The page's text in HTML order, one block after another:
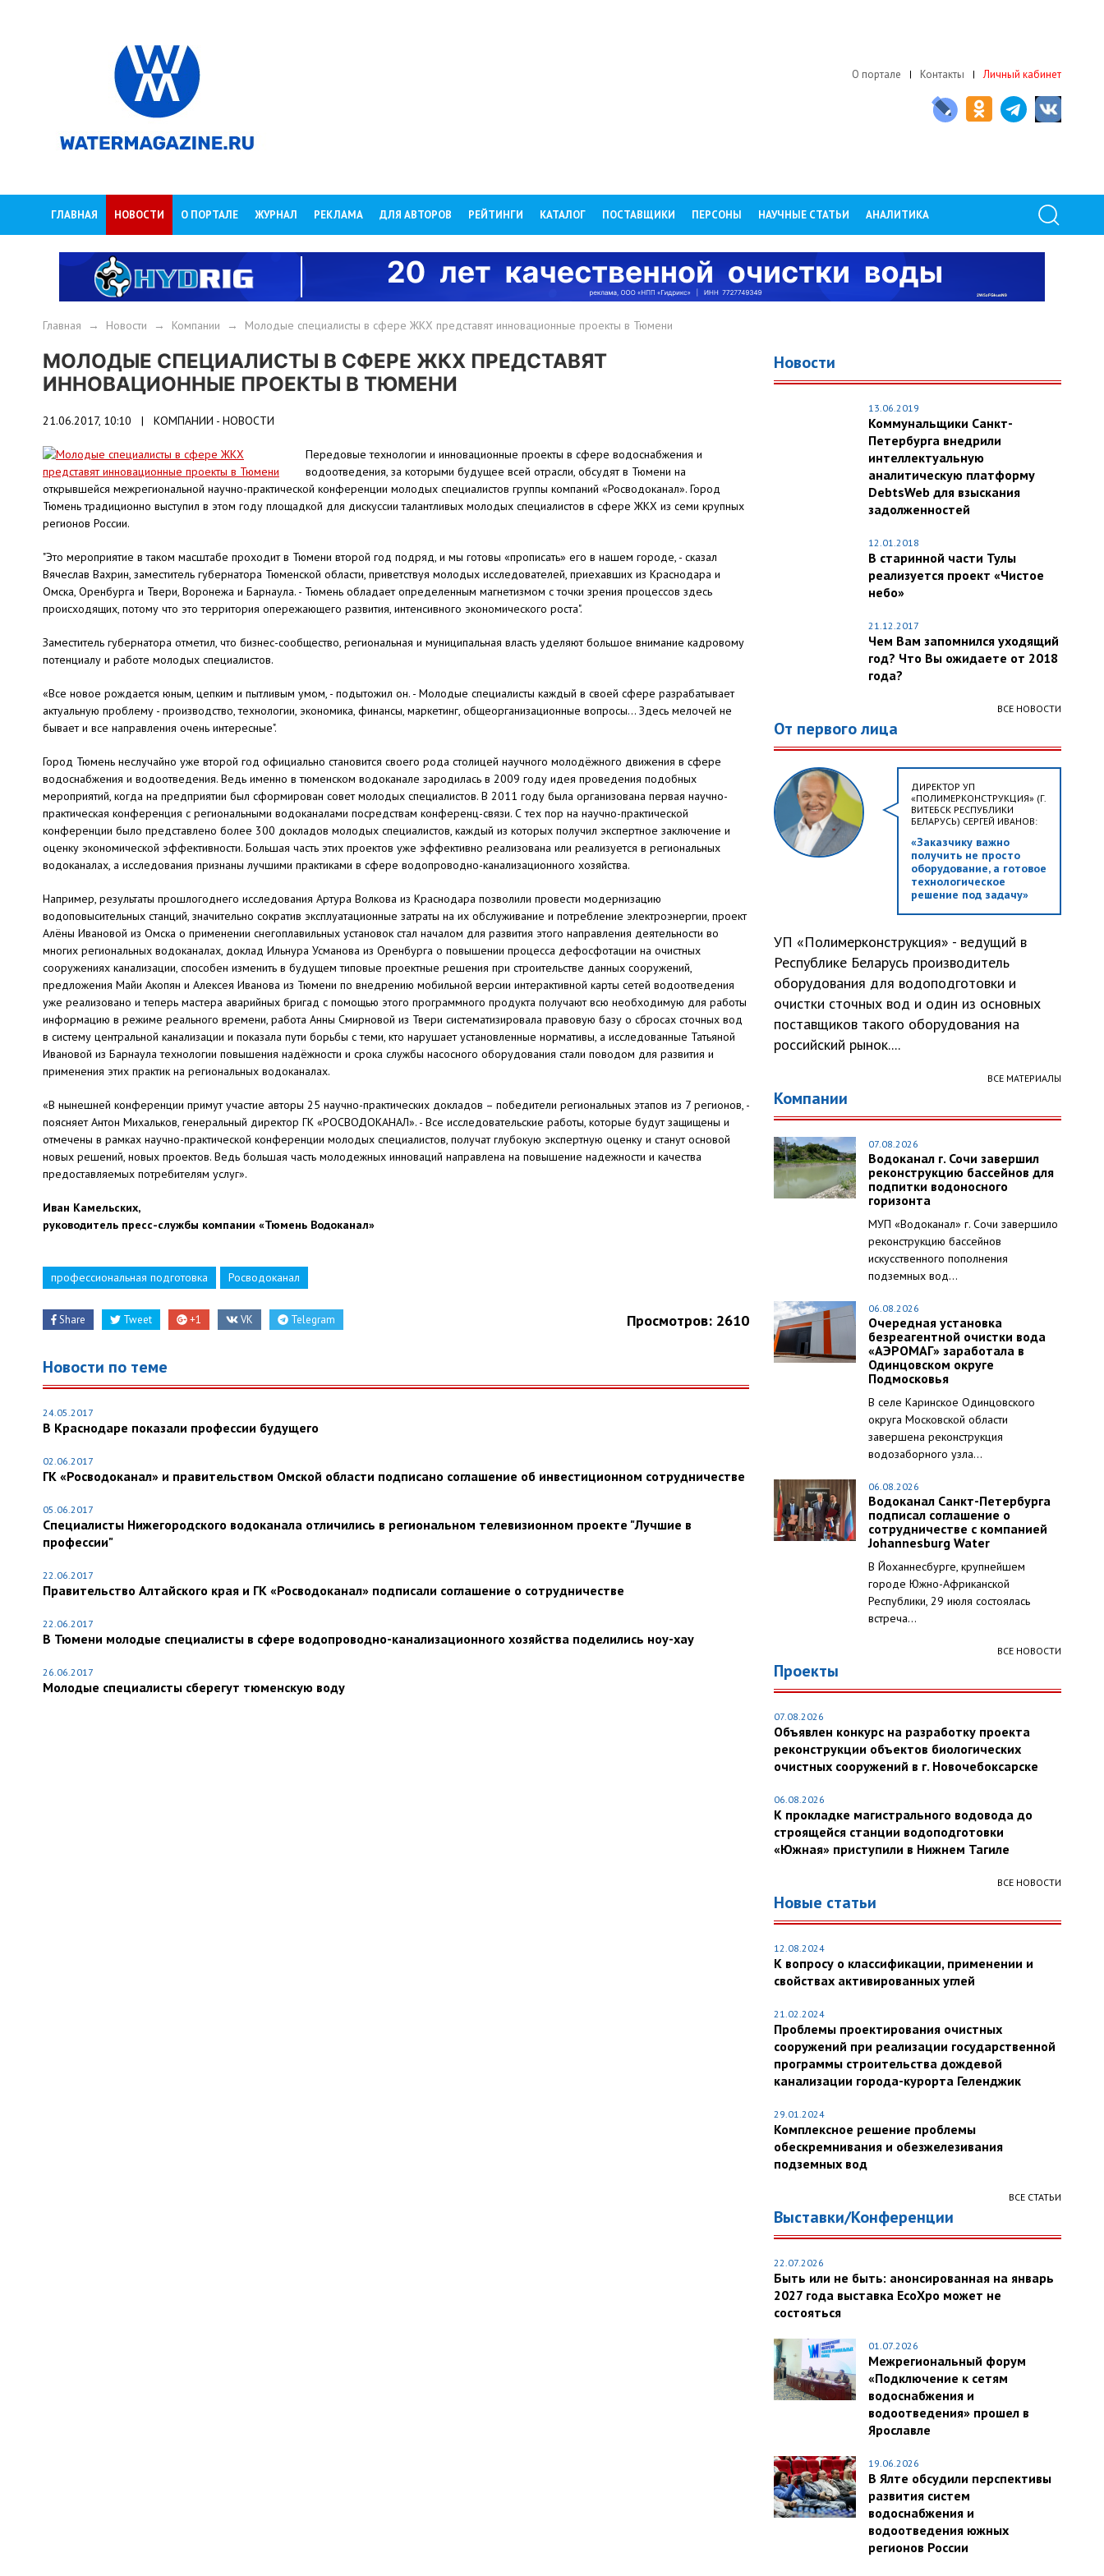
О портале Контакты Личный кабинет
ГЛАВНАЯ НОВОСТИ О ПОРТАЛЕ ЖУРНАЛ РЕКЛАМА ДЛЯ АВТОРОВ РЕЙТИНГИ КАТАЛОГ ПОСТАВЩИКИ ПЕРСОНЫ НАУЧНЫЕ СТАТЬИ АНАЛИТИКА
Главная → Новости → Компании → Молодые специалисты в сфере ЖКХ представят инновационные проекты в Тюмени
МОЛОДЫЕ СПЕЦИАЛИСТЫ В СФЕРЕ ЖКХ ПРЕДСТАВЯТ
ИННОВАЦИОННЫЕ ПРОЕКТЫ В ТЮМЕНИ
21.06.2017, 10:10 | КОМПАНИИ - НОВОСТИ
Передовые технологии и инновационные проекты в сфере водоснабжения и
водоотведения, за которыми будущее всей отрасли, обсудят в Тюмени на
открывшейся межрегиональной научно-практической конференции молодых специалистов группы компаний «Росводоканал». Город
Тюмень традиционно выступил в этом году площадкой для дискуссии талантливых молодых специалистов в сфере ЖКХ из семи крупных
регионов России.
"Это мероприятие в таком масштабе проходит в Тюмени второй год подряд, и мы готовы «прописать» его в нашем городе, - сказал
Вячеслав Вахрин, заместитель губернатора Тюменской области, приветствуя молодых исследователей, приехавших из Краснодара и
Омска, Оренбурга и Твери, Воронежа и Барнаула. - Тюмень обладает определенным магнетизмом с точки зрения процессов здесь
происходящих, потому что это территория опережающего развития, интенсивного экономического роста".
Заместитель губернатора отметил, что бизнес-сообщество, региональная и муниципальная власть уделяют большое внимание кадровому
потенциалу и работе молодых специалистов.
«Все новое рождается юным, цепким и пытливым умом, - подытожил он. - Молодые специалисты каждый в своей сфере разрабатывает
актуальную проблему - производство, технологии, экономика, финансы, маркетинг, общеорганизационные вопросы... Здесь мелочей не
бывает и все направления очень интересные".
Город Тюмень неслучайно уже второй год официально становится своего рода столицей научного молодёжного движения в сфере
водоснабжения и водоотведения. Ведь именно в тюменском водоканале зародилась в 2009 году идея проведения подобных
мероприятий, когда на предприятии был сформирован совет молодых специалистов. В 2011 году была организована первая научно-
практическая конференция с региональными водоканалами посредствам конференц-связи. С тех пор на научно-практической
конференции было представлено более 300 докладов молодых специалистов, каждый из которых получил экспертное заключение и
оценку экономической эффективности. Большая часть этих проектов уже эффективно реализована или реализуется в региональных
водоканалах, а исследования признаны лучшими практиками в сфере водопроводно-канализационного хозяйства.
Например, результаты прошлогоднего исследования Артура Волкова из Краснодара позволили провести модернизацию
водоповысительных станций, значительно сократив эксплуатационные затраты на их обслуживание и потребление электроэнергии, проект
Алёны Ивановой из Омска о применении снегоплавильных установок стал началом для развития этого направления деятельности во
многих региональных водоканалах, доклад Ильнура Усманова из Оренбурга о повышении процесса дефосфотации на очистных
сооружениях канализации, способен изменить в будущем типовые проектные решения при строительстве данных сооружений,
предложения Майи Акопян и Алексея Иванова из Тюмени по внедрению мобильной версии интерактивной карты сетей водоотведения
уже реализовано и теперь мастера аварийных бригад с помощью этого программного продукта получают всю необходимую для работы
информацию в режиме реального времени, работа Анны Смирновой из Твери систематизировала правовую базу о сбросах сточных вод
в систему центральной канализации и показала пути борьбы с теми, кто нарушает установленные нормативы, а исследованные Татьяной
Ивановой из Барнаула технологии повышения надёжности и срока службы насосного оборудования стали поводом для развития и
применения этих практик на региональных водоканалах.
«В нынешней конференции примут участие авторы 25 научно-практических докладов – победители региональных этапов из 7 регионов, -
поясняет Антон Михальков, генеральный директор ГК «РОСВОДОКАНАЛ». - Все исследовательские работы, которые будут защищены и
отмечены в рамках научно-практической конференции молодых специалистов, получат глубокую экспертную оценку и станут основой
новых решений, новых проектов. Ведь большая часть молодежных инноваций направлена на повышение надежности и качества
предоставляемых потребителям услуг».
Иван Камельских,
руководитель пресс-службы компании «Тюмень Водоканал»
профессиональная подготовка Росводоканал
Share Tweet +1 VK Telegram Просмотров: 2610
Новости по теме
24.05.2017
В Краснодаре показали профессии будущего
02.06.2017
ГК «Росводоканал» и правительством Омской области подписано соглашение об инвестиционном сотрудничестве
05.06.2017
Специалисты Нижегородского водоканала отличились в региональном телевизионном проекте "Лучшие в
профессии"
22.06.2017
Правительство Алтайского края и ГК «Росводоканал» подписали cоглашение о сотрудничестве
22.06.2017
В Тюмени молодые специалисты в сфере водопроводно-канализационного хозяйства поделились ноу-хау
26.06.2017
Молодые специалисты сберегут тюменскую воду
Новости
13.06.2019
Коммунальщики Санкт-
Петербурга внедрили
интеллектуальную
аналитическую платформу
DebtsWeb для взыскания
задолженностей
12.01.2018
В старинной части Тулы
реализуется проект «Чистое
небо»
21.12.2017
Чем Вам запомнился уходящий
год? Что Вы ожидаете от 2018
года?
ВСЕ НОВОСТИ
От первого лица
ДИРЕКТОР УП
«ПОЛИМЕРКОНСТРУКЦИЯ» (Г.
ВИТЕБСК РЕСПУБЛИКИ
БЕЛАРУСЬ) СЕРГЕЙ ИВАНОВ:
«Заказчику важно
получить не просто
оборудование, а готовое
технологическое
решение под задачу»
УП «Полимерконструкция» - ведущий в
Республике Беларусь производитель
оборудования для водоподготовки и
очистки сточных вод и один из основных
поставщиков такого оборудования на
российский рынок....
ВСЕ МАТЕРИАЛЫ
Компании
07.08.2026
Водоканал г. Сочи завершил
реконструкцию бассейнов для
подпитки водоносного
горизонта
МУП «Водоканал» г. Сочи завершило
реконструкцию бассейнов
искусственного пополнения
подземных вод...
06.08.2026
Очередная установка
безреагентной очистки вода
«АЭРОМАГ» заработала в
Одинцовском округе
Подмосковья
В селе Каринское Одинцовского
округа Московской области
завершена реконструкция
водозаборного узла...
06.08.2026
Водоканал Санкт-Петербурга
подписал соглашение о
сотрудничестве с компанией
Johannesburg Water
В Йоханнесбурге, крупнейшем
городе Южно-Африканской
Республики, 29 июля состоялась
встреча...
ВСЕ НОВОСТИ
Проекты
07.08.2026
Объявлен конкурс на разработку проекта
реконструкции объектов биологических
очистных сооружений в г. Новочебоксарске
06.08.2026
К прокладке магистрального водовода до
строящейся станции водоподготовки
«Южная» приступили в Нижнем Тагиле
ВСЕ НОВОСТИ
Новые статьи
12.08.2024
К вопросу о классификации, применении и
свойствах активированных углей
21.02.2024
Проблемы проектирования очистных
сооружений при реализации государственной
программы строительства дождевой
канализации города-курорта Геленджик
29.01.2024
Комплексное решение проблемы
обескремнивания и обезжелезивания
подземных вод
ВСЕ СТАТЬИ
Выставки/Конференции
22.07.2026
Быть или не быть: анонсированная на январь
2027 года выставка EcoXpo может не
состояться
01.07.2026
Межрегиональный форум
«Подключение к сетям
водоснабжения и
водоотведения» прошел в
Ярославле
19.06.2026
В Ялте обсудили перспективы
развития систем
водоснабжения и
водоотведения южных
регионов России